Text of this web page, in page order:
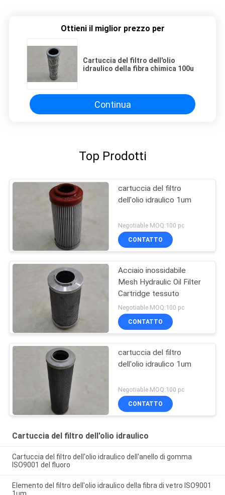
Ottieni il miglior prezzo per
Cartuccia del filtro dell'olio
idraulico della fibra chimica 100u
Continua
Top Prodotti
cartuccia del filtro
dell'olio idraulico 1um
Negotiable MOQ:100 pc
CONTATTO
Acciaio inossidabile
Mesh Hydraulic Oil Filter
Cartridge tessuto
Negotiable MOQ:100 pc
CONTATTO
cartuccia del filtro
dell'olio idraulico 1um
Negotiable MOQ:100 pc
CONTATTO
Cartuccia del filtro dell'olio idraulico
Cartuccia del filtro dell'olio idraulico dell'anello di gomma
ISO9001 del fluoro
Elemento del filtro dell'olio idraulico della fibra di vetro ISO9001